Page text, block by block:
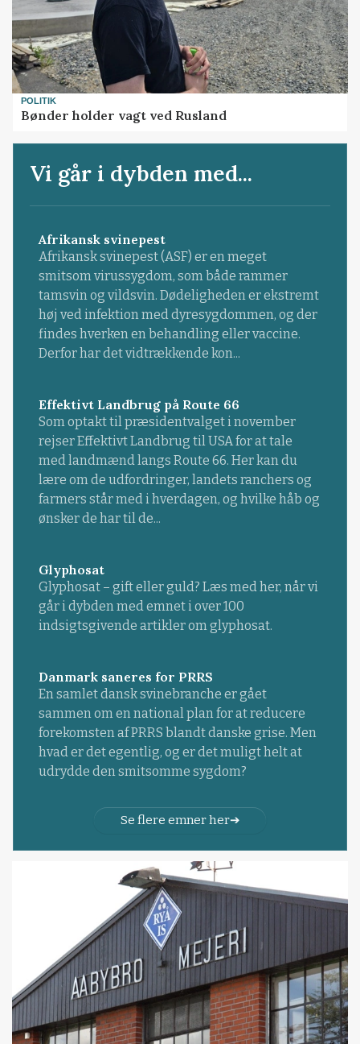
POLITIK
Bønder holder vagt ved Rusland
Vi går i dybden med...
Afrikansk svinepest
Afrikansk svinepest (ASF) er en meget
smitsom virussygdom, som både rammer
tamsvin og vildsvin. Dødeligheden er ekstremt
høj ved infektion med dyresygdommen, og der
findes hverken en behandling eller vaccine.
Derfor har det vidtrækkende kon...
Effektivt Landbrug på Route 66
Som optakt til præsidentvalget i november
rejser Effektivt Landbrug til USA for at tale
med landmænd langs Route 66. Her kan du
lære om de udfordringer, landets ranchers og
farmers står med i hverdagen, og hvilke håb og
ønsker de har til de...
Glyphosat
Glyphosat – gift eller guld? Læs med her, når vi
går i dybden med emnet i over 100
indsigtsgivende artikler om glyphosat.
Danmark saneres for PRRS
En samlet dansk svinebranche er gået
sammen om en national plan for at reducere
forekomsten af PRRS blandt danske grise. Men
hvad er det egentlig, og er det muligt helt at
udrydde den smitsomme sygdom?
Se flere emner her